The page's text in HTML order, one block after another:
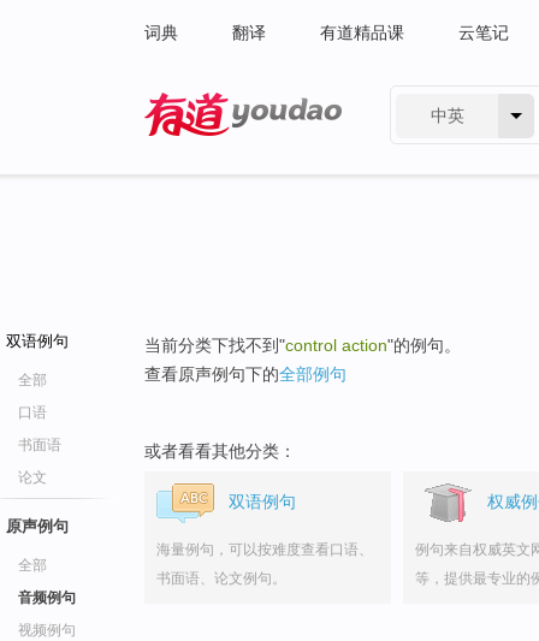
词典 翻译 有道精品课 云笔记
中英
双语例句
全部
口语
书面语
论文
原声例句
全部
音频例句
视频例句
当前分类下找不到"control action"的例句。
查看原声例句下的全部例句
或者看看其他分类：
双语例句
海量例句，可以按难度查看口语、
书面语、论文例句。
权威
例句来自权威英文
等，提供最专业的